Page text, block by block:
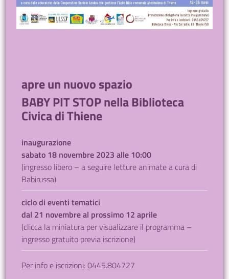
apre un nuovo spazio
BABY PIT STOP nella Biblioteca
Civica di Thiene
inaugurazione
sabato 18 novembre 2023 alle 10:00
(ingresso libero – a seguire letture animate a cura di
Babirussa)
ciclo di eventi tematici
dal 21 novembre al prossimo 12 aprile
(clicca la miniatura per visualizzare il programma –
ingresso gratuito previa iscrizione)
Per info e iscrizioni: 0445.804727